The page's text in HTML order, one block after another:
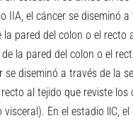
IIA, el cáncer se diseminó
pared del colon o el recto
la pared del colon o el
se diseminó a través de la
al tejido que reviste los
En el estadio llC, el